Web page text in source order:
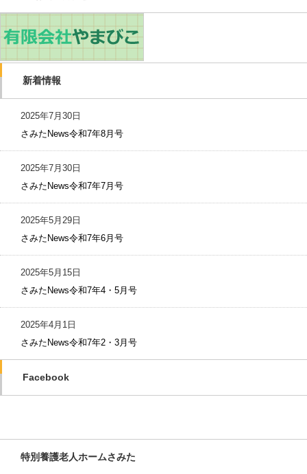
新着情報
2025年7月30日
さみたNews令和7年8月号
2025年7月30日
さみたNews令和7年7月号
2025年5月29日
さみたNews令和7年6月号
2025年5月15日
さみたNews令和7年4・5月号
2025年4月1日
さみたNews令和7年2・3月号
Facebook
特別養護老人ホームさみた